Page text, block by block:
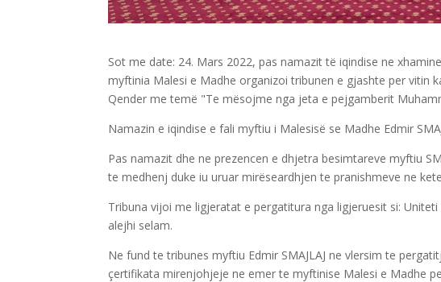
Sot me date: 24. Mars 2022, pas namazit të iqindise ne
myftinia Malesi e Madhe organizoi tribunen e gjashte per vitin
Qender me temë "Te mësojme nga jeta e pejgamberit
Namazin e iqindise e fali myftiu i Malesisë se Madhe Edmir
Pas namazit dhe ne prezencen e dhjetra besimtareve myftiu
te medhenj duke iu uruar mirëseardhjen te pranishmeve ne
Tribuna vijoi me ligjeratat e pergatitura nga ligjeruesit si:
alejhi selam.
Ne fund te tribunes myftiu Edmir SMAJLAJ ne vlersim te
çertifikata mirenjohjeje ne emer te myftinise Malesi e Madhe